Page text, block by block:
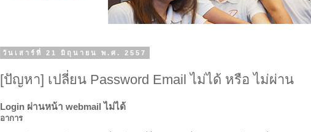
วันเสาร์ที่ 21 มิถุนายน พ.ศ. 2557
[ปัญหา] เปลี่ยน Password Email ไม่ได้ หรือ ไม่ผ่าน
Login ผ่านหน้า webmail ไม่ได้
อาการ